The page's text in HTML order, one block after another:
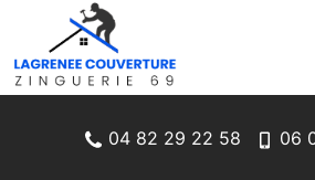
04 82 29 22 58 06